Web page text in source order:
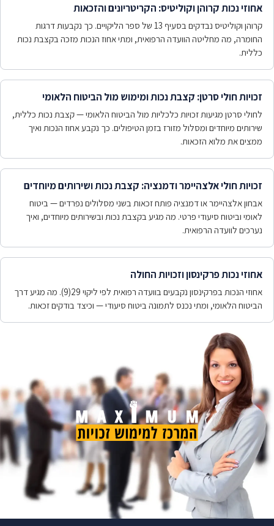
אחוזי נכות קרוהן וקוליטיס: הקריטריונים והזכאות
קרוהן וקוליטיס נבדקים בסעיף 13 של ספר הליקויים. כך נקבעות דרגות
החומרה, מה מחליטה הוועדה הרפואית, ומתי אחוז הנכות מזכה בקצבת נכות
כללית.
זכויות חולי סרטן: קצבת נכות ומימוש מול הביטוח הלאומי
לחולי סרטן מגיעות זכויות כלכליות מול הביטוח הלאומי — קצבת נכות כללית,
שירותים מיוחדים ומסלול מזורז בזמן הטיפולים. כך נקבע אחוז הנכות ואיך
ממצים את מלוא הזכאות.
זכויות חולי אלצהיימר ודמנציה: קצבת נכות ושירותים מיוחדים
אבחון אלצהיימר או דמנציה פותח זכאות בשני מסלולים נפרדים — ביטוח
לאומי וביטוח סיעודי פרטי. מה מגיע בקצבת נכות ובשירותים מיוחדים, ואיך
נערכים לוועדה הרפואית.
אחוזי נכות פרקינסון וזכויות החולה
אחוזי הנכות בפרקינסון נקבעים בוועדה רפואית לפי ליקוי 29(9). מה מגיע דרך
הביטוח הלאומי, ומתי נכנס לתמונה ביטוח סיעודי — וכיצד בודקים זכאות.